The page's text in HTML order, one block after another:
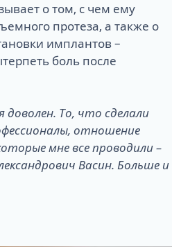
о том, с чем ему
протеза, а также о
имплантов –
боль после
То, что сделали
отношение
мне все проводили –
Васин. Больше и